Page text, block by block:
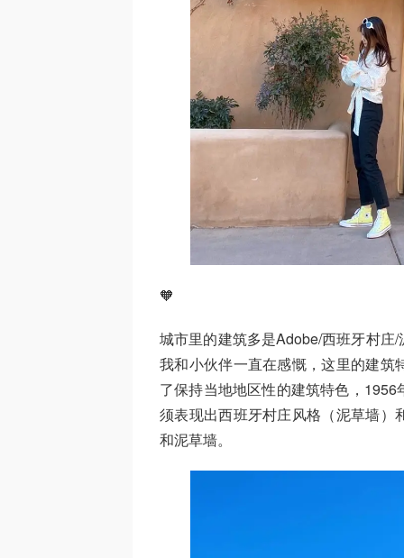
🧡
城市里的建筑多是Adobe/西班牙村庄
我和小伙伴一直在感慨，这里的建筑
了保持当地地区性的建筑特色，
须表现出西班牙村庄风格（泥草墙）
和泥草墙。